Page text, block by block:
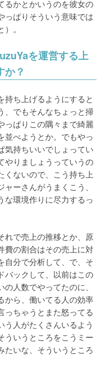
るかとかいうのを彼女の
っぱりそういう意味では
。
を運営する上
か？
持ち上げるようにすると
、でもそんなちょっと掃
っぱりこの隅々まで綺麗
並べようとか。でもやっ
気持ちいいでしょってい
やりましょうっていうの
くないので、こう持ち上
ーさんがうまくこう、
な環境作りに尽力するっ
れで売上の推移とか、原
費の割合はその売上に対
自分で分析して、で、そ
バックして、以前はこの
人数でやってたのに、
から、働いてる人の効率
っちゃうとまた怒ってる
人がたくさんいるよう
ういうところをこうミー
たいな、そういうところ